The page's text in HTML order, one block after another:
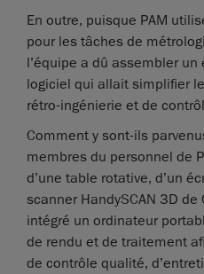
En outre, puisque PAM
pour les tâches de
l’équipe a dû assembler
logiciel qui allait simplifier
rétro-ingénierie et de
Comment y sont-ils
membres du personnel de
d’une table rotative, d’un
scanner HandySCAN 3D
intégré un ordinateur
de rendu et de traitement
de contrôle qualité,